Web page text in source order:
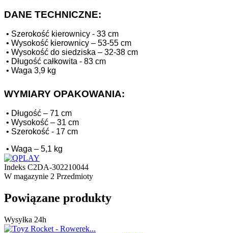
DANE TECHNICZNE:
• Szerokość kierownicy - 33 cm
• Wysokość kierownicy – 53-55 cm
• Wysokość do siedziska – 32-38 cm
• Długość całkowita - 83 cm
• Waga 3,9 kg
WYMIARY OPAKOWANIA:
• Długość – 71 cm
• Wysokość – 31 cm
• Szerokość - 17 cm
• Waga – 5,1 kg
Indeks C2DA-302210044
W magazynie 2 Przedmioty
Powiązane produkty
Wysyłka 24h